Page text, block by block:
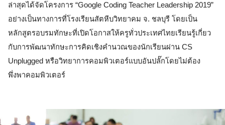
ล่าสุดได้จัดโครงการ “Google Coding Teacher Leadership 2019”
อย่างเป็นทางการที่โรงเรียนสัตหีบวิทยาคม จ. ชลบุรี โดยเป็น
หลักสูตรอบรมทักษะที่เปิดโอกาสให้ครูทั่วประเทศไทยเรียนรู้เกี่ยว
กับการพัฒนาทักษะการคิดเชิงคำนวณของนักเรียนผ่าน CS
Unplugged หรือวิทยาการคอมพิวเตอร์แบบอันปลั๊กโดยไม่ต้อง
พึ่งพาคอมพิวเตอร์